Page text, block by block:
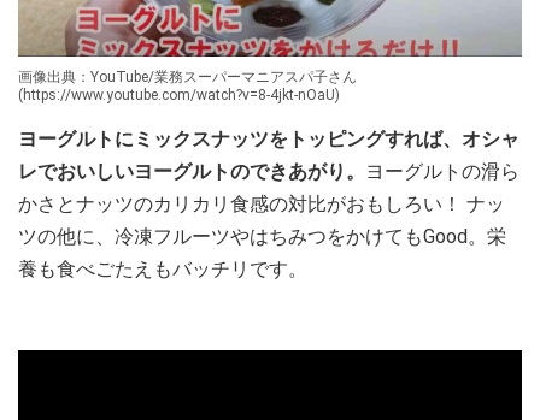
画像出典：YouTube/業務スーパーマニアスパ子さん
(https://www.youtube.com/watch?v=8-4jkt-nOaU)
ヨーグルトにミックスナッツをトッピングすれば、オシャ
レでおいしいヨーグルトのできあがり。
ヨーグルトの滑ら
かさとナッツのカリカリ食感の対比がおもしろい！ ナッ
ツの他に、冷凍フルーツやはちみつをかけてもGood。栄
養も食べごたえもバッチリです。